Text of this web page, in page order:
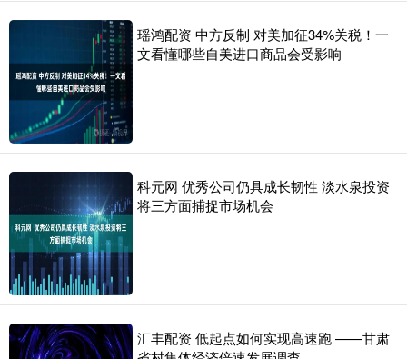
瑶鸿配资 中方反制 对美加征34%关税！一
文看懂哪些自美进口商品会受影响
科元网 优秀公司仍具成长韧性 淡水泉投资
将三方面捕捉市场机会
汇丰配资 低起点如何实现高速跑 ——甘肃